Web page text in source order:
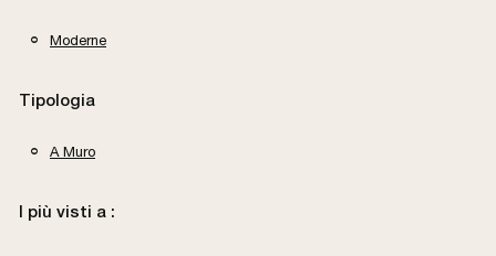
Moderne
Tipologia
A Muro
I più visti a :